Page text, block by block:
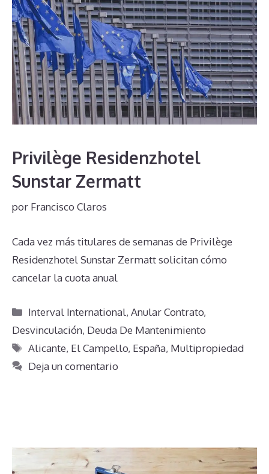
Privilège Residenzhotel
Sunstar Zermatt
por Francisco Claros
Cada vez más titulares de semanas de Privilège
Residenzhotel Sunstar Zermatt solicitan cómo
cancelar la cuota anual
Categorías
Interval International,Anular Contrato,
Desvinculación, Deuda De Mantenimiento
Etiquetas
Alicante, El Campello, España, Multipropiedad
Deja un comentario